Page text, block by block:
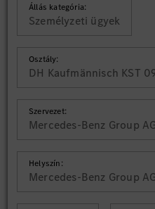
Állás kategória:
Személyzeti ügyek
Osztály:
DH Kaufmännisch KST
Szervezet:
Mercedes-Benz Group AG
Helyszín:
Mercedes-Benz Group